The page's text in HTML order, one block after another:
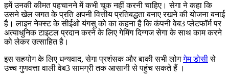
हमें उनकी कीमत पहचानने में कभी चूक नहीं करनी चाहिए। सेगा ने कहा कि
उसने खेल जगत के प्रति अपनी वित्तीय प्रतिबद्धता बनाए रखने की योजना बनाई
है। लाइन नेक्स्ट के सीईओ यंगसु को का कहना है कि कंपनी वेब3 प्लेटफॉर्म पर
अत्याधुनिक टाइटल प्रदान करने के लिए गेमिंग दिग्गज सेगा के साथ काम करने
को लेकर उत्साहित है।
इस सहयोग के लिए धन्यवाद, सेगा प्रशंसक और बाकी सभी लोग गेम डोसीसे
उच्च गुणवत्ता वाली वेब3 सामग्री तक आसानी से पहुंच सकते हैं ।